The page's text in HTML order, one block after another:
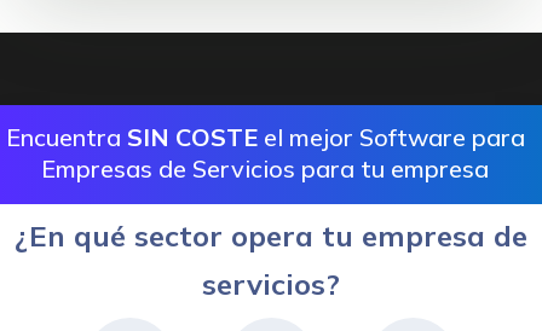
Encuentra SIN COSTEel mejor Software para
Empresas de Servicios para tu empresa
¿En qué sector opera tu empresa de
servicios?